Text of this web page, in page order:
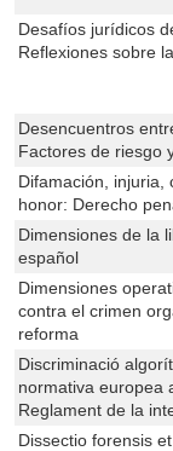
Desafíos jurídicos
Reflexiones sobre
Desencuentros
Factores de riesgo
Difamación, injuria,
honor: Derecho
Dimensiones de la
español
Dimensiones
contra el crimen
reforma
Discriminació
normativa europea
Reglament de la
Dissectio forensis